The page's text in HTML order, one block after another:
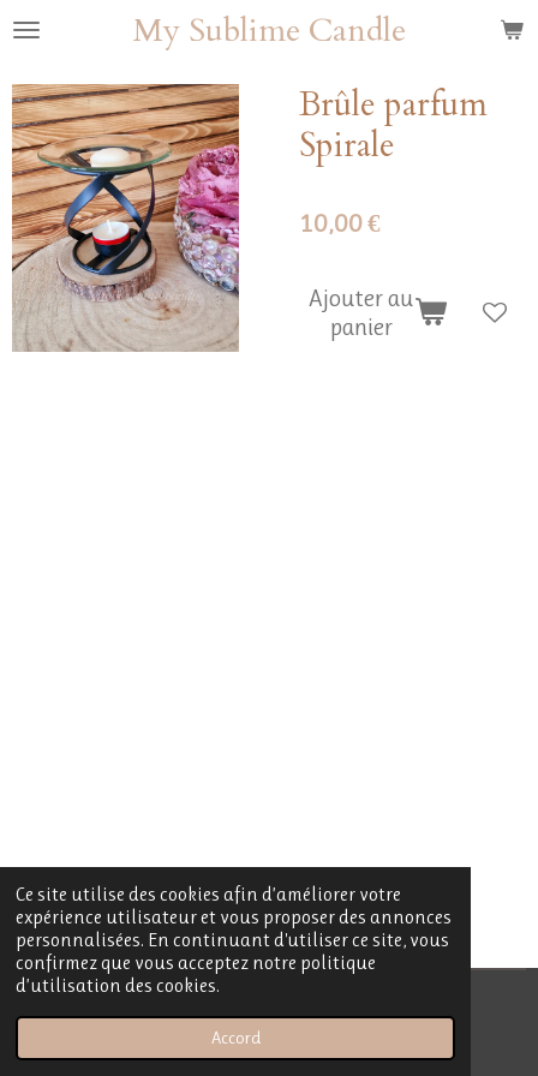
Ce site utilise des cookies afin d’améliorer votre
expérience utilisateur et vous proposer des annonces
personnalisées. En continuant d'utiliser ce site, vous
confirmez que vous acceptez notre politique
d’utilisation des cookies.
Accord
Passer
contenu
principal
My Sublime Candle
Brûle parfum
Spirale
10,00 €
Ajouter au
panier